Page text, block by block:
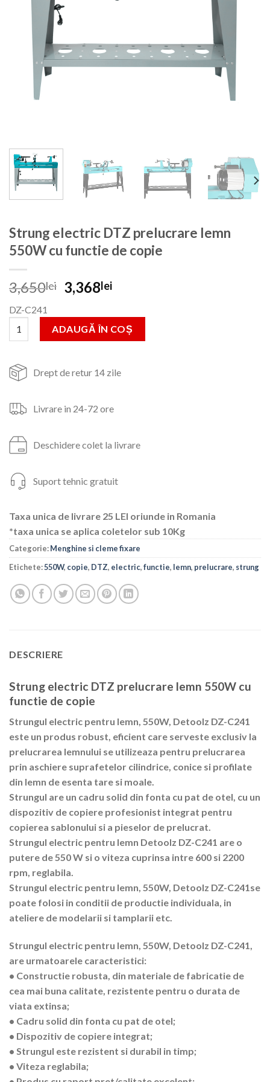
Strung electric DTZ prelucrare lemn
550W cu functie de copie
3,650lei Prețul
inițial
a
fost:
3,650lei.
3,368leiPrețul
este:
3,368lei.
DZ-C241
Cantitate Strung electric DTZ prelucrare lemn 550W cu functie
ADAUGĂ ÎN COȘ
Drept de retur 14 zile
Livrare in 24-72 ore
Deschidere colet la livrare
Suport tehnic gratuit
Taxa unica de livrare 25 LEI oriunde in Romania
*taxa unica se aplica coletelor sub 10Kg
Categorie:Menghine si cleme fixare
Etichete:550W, copie, DTZ, electric,functie, lemn, prelucrare, strung
DESCRIERE
Strung electric DTZ prelucrare lemn 550W cu
functie de copie
Strungul electric pentru lemn, 550W, Detoolz DZ-C241
este un produs robust, eficient care serveste exclusiv la
prelucrarea lemnului se utilizeaza pentru prelucrarea
prin aschiere suprafetelor cilindrice, conice si profilate
din lemn de esenta tare si moale.
Strungul are un cadru solid din fonta cu pat de otel, cu un
dispozitiv de copiere profesionist integrat pentru
copierea sablonului si a pieselor de prelucrat.
Strungul electric pentru lemn Detoolz DZ-C241 are o
putere de 550 W si o viteza cuprinsa intre 600 si 2200
rpm, reglabila.
Strungul electric pentru lemn, 550W, Detoolz DZ-C241se
poate folosi in conditii de productie individuala, in
ateliere de modelarii si tamplarii etc.
Strungul electric pentru lemn, 550W, Detoolz DZ-C241,
are urmatoarele caracteristici:
• Constructie robusta, din materiale de fabricatie de
cea mai buna calitate, rezistente pentru o durata de
viata extinsa;
• Cadru solid din fonta cu pat de otel;
• Dispozitiv de copiere integrat;
• Strungul este rezistent si durabil in timp;
• Viteza reglabila;